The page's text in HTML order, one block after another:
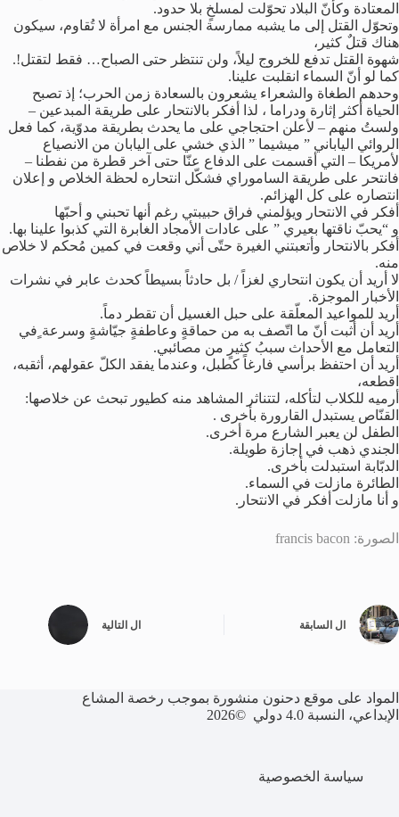
المعتادة وكأنّ البلاد تحوّلت لمسلخٍ بلا حدود.
وتحوّل القتل إلى ما يشبه ممارسة الجنس مع امرأة لا تُقاوم، سيكون
هناك قتلٌ كثير،
شهوة القتل تدفع للخروج ليلاً، ولن تنتظر حتى الصباح… فقط لتقتل!.
كما لو أنّ السماء انقلبت علينا.
وحدهم الطغاة والشعراء يشعرون بالسعادة زمن الحرب؛ إذ تصبح
الحياة أكثر إثارة ودراما ، لذا أفكر بالانتحار على طريقة المبدعين –
ولستُ منهم – لأعلن احتجاجي على ما يحدث بطريقة مدوّية، كما فعل
الروائي الياباني ” ميشيما ” الذي خشي على اليابان من الانصياع
لأمريكا – التي أقسمت على الدفاع عنّا حتى آخر قطرة من نفطنا –
فانتحر على طريقة الساموراي فشكّل انتحاره لحظة الخلاص و إعلان
انتصاره على كل الهزائم.
أفكر في الانتحار ويؤلمني فراق حبيبتي رغم أنها تحبني و أحبّها
و “يحبّ ناقتها بعيري ” على عادات الأمجاد الغابرة التي كذبوا علينا بها.
أفكر بالانتحار وأتعبتني الغيرة حتّى أني وقعت في كمين مُحكم لا خلاص
منه.
لا أريد أن يكون انتحاري لغزاً / بل حادثاً بسيطاً كحدث عابر في نشرات
الأخبار الموجزة.
أريد للمواعيد المعلّقة على حبل الغسيل أن تقطر دماً.
أريد أن أثبت أنّ ما اتّصف به من حماقةٍ وعاطفةٍ جيّاشةٍ وسرعة ٍفي
التعامل مع الأحداث سببُ كثيرٍ من مصائبي.
أريد أن احتفظ برأسي فارغاً كطبل، وعندما يفقد الكلّ عقولهم، أثقبه،
اقطعه،
أرميه للكلاب لتأكله، لتتناثر المشاهد منه كطيور تبحث عن خلاصها:
القنّاص يستبدل القارورة بأخرى .
الطفل لن يعبر الشارع مرة أخرى.
الجندي ذهب في إجازة طويلة.
الدبّابة استبدلت بأخرى.
الطائرة مازلت في السماء.
و أنا مازلت أفكر في الانتحار.
الصورة: francis bacon
ال السابقة ال التالية
المواد على موقع دحنون منشورة بموجب رخصة المشاع
الإبداعي، النسبة 4.0 دولي ©2026
سياسة الخصوصية